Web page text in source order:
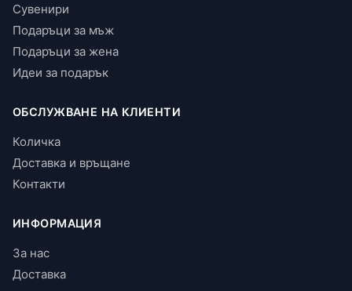
Сувенири
Подаръци за мъж
Подаръци за жена
Идеи за подарък
ОБСЛУЖВАНЕ НА КЛИЕНТИ
Количка
Доставка и връщане
Контакти
ИНФОРМАЦИЯ
За нас
Доставка